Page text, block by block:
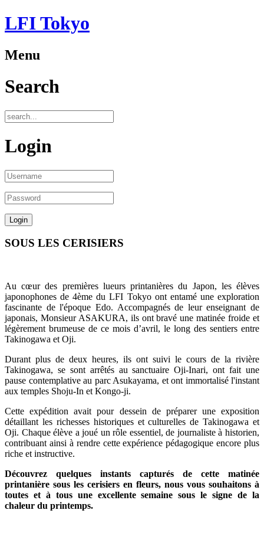
LFI Tokyo
Menu
Search
Login
SOUS LES CERISIERS
Au cœur des premières lueurs printanières du Japon, les élèves
japonophones de 4ème du LFI Tokyo ont entamé une exploration
fascinante de l'époque Edo. Accompagnés de leur enseignant de
japonais, Monsieur ASAKURA, ils ont bravé une matinée froide et
légèrement brumeuse de ce mois d’avril, le long des sentiers entre
Takinogawa et Oji.
Durant plus de deux heures, ils ont suivi le cours de la rivière
Takinogawa, se sont arrêtés au sanctuaire Oji-Inari, ont fait une
pause contemplative au parc Asukayama, et ont immortalisé l'instant
aux temples Shoju-In et Kongo-ji.
Cette expédition avait pour dessein de préparer une exposition
détaillant les richesses historiques et culturelles de Takinogawa et
Oji. Chaque élève a joué un rôle essentiel, de journaliste à historien,
contribuant ainsi à rendre cette expérience pédagogique encore plus
riche et instructive.
Découvrez quelques instants capturés de cette matinée
printanière sous les cerisiers en fleurs, nous vous souhaitons à
toutes et à tous une excellente semaine sous le signe de la
chaleur du printemps.